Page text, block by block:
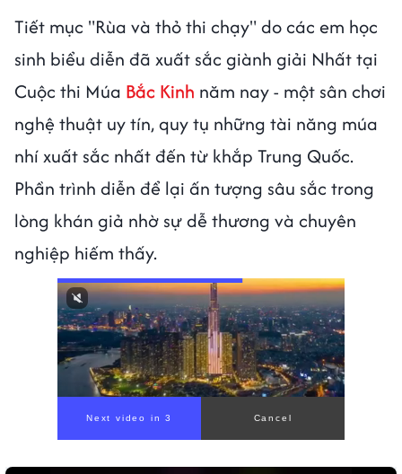
Tiết mục "Rùa và thỏ thi chạy" do các em học
sinh biểu diễn đã xuất sắc giành giải Nhất tại
Cuộc thi Múa Bắc Kinh năm nay - một sân chơi
nghệ thuật uy tín, quy tụ những tài năng múa
nhí xuất sắc nhất đến từ khắp Trung Quốc.
Phần trình diễn để lại ấn tượng sâu sắc trong
lòng khán giả nhờ sự dễ thương và chuyên
nghiệp hiếm thấy.
Next video in 1 Cancel